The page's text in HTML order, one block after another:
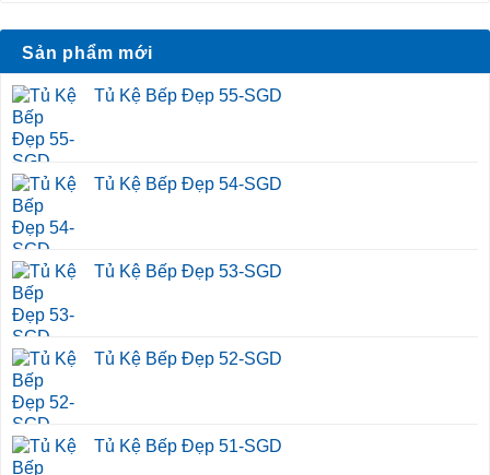
Sản phẩm mới
Tủ Kệ Bếp Đẹp 55-SGD
Tủ Kệ Bếp Đẹp 54-SGD
Tủ Kệ Bếp Đẹp 53-SGD
Tủ Kệ Bếp Đẹp 52-SGD
Tủ Kệ Bếp Đẹp 51-SGD